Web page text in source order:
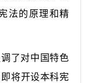
法的原理和精
了对中国特色
将开设本科宪